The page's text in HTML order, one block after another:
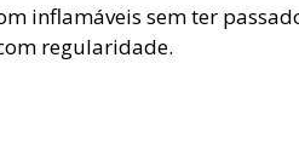
inflamáveis sem ter
regularidade.